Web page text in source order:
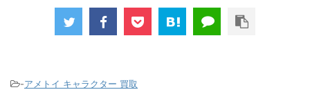
-アメトイ キャラクター 買取